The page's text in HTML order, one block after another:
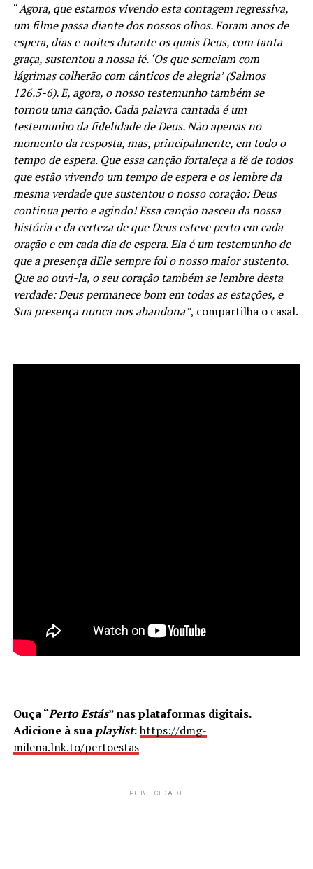
“Agora, que estamos vivendo esta contagem regressiva,
um filme passa diante dos nossos olhos. Foram anos de
espera, dias e noites durante os quais Deus, com tanta
graça, sustentou a nossa fé. ‘Os que semeiam com
lágrimas colherão com cânticos de alegria’ (Salmos
126.5-6). E, agora, o nosso testemunho também se
tornou uma canção. Cada palavra cantada é um
testemunho da fidelidade de Deus. Não apenas no
momento da resposta, mas, principalmente, em todo o
tempo de espera. Que essa canção fortaleça a fé de todos
que estão vivendo um tempo de espera e os lembre da
mesma verdade que sustentou o nosso coração: Deus
continua perto e agindo! Essa canção nasceu da nossa
história e da certeza de que Deus esteve perto em cada
oração e em cada dia de espera. Ela é um testemunho de
que a presença dEle sempre foi o nosso maior sustento.
Que ao ouvi-la, o seu coração também se lembre desta
verdade: Deus permanece bom em todas as estações, e
Sua presença nunca nos abandona”, compartilha o casal.
Ouça “Perto Estás” nas plataformas digitais.
Adicione à sua playlist:https://dmg-
milena.lnk.to/pertoestas
PUBLICIDADE